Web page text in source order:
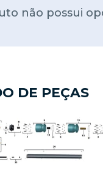
não possui
DE PEÇAS